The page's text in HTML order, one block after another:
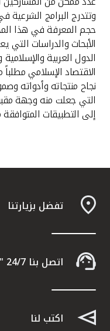
وتتدرج البرامج
حجم المعرفة في هذا
الأبحاث والدراسات
الدول العربية
الاقتصاد الإسلامي
نجاح منتجاته وأدواته
التي جعلت منه وجهة
إلى التطبيقات
تفضل بزيارتنا
اتصل بنا 24/7 "الخدمة الهاتفية" 1803333
اكتب لنا